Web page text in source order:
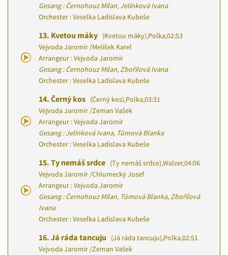
Gesang : Černohouz Milan, Jelínková Ivana
Orchester : Veselka Ladislava Kubeše
13. Kvetou máky (Kvetou máky),Polka,02:53
Vejvoda Jaromír /Melíšek Karel
Arrangeur : Vejvoda Jaromír
Gesang : Černohouz Milan, Zbořilová Ivana
Orchester : Veselka Ladislava Kubeše
14. Černý kos (Černý kos),Polka,03:31
Vejvoda Jaromír /Zeman Vašek
Arrangeur : Vejvoda Jaromír
Gesang : Jelínková Ivana, Tůmová Blanka
Orchester : Veselka Ladislava Kubeše
15. Ty nemáš srdce (Ty nemáš srdce),Walzer,04:06
Vejvoda Jaromír /Chlumecký Josef
Arrangeur : Vejvoda Jaromír
Gesang : Černohouz Milan, Tůmová Blanka, Zbořilová
Ivana
Orchester : Veselka Ladislava Kubeše
16. Já ráda tancuju (Já ráda tancuju),Polka,02:51
Vejvoda Jaromír /Zeman Vašek